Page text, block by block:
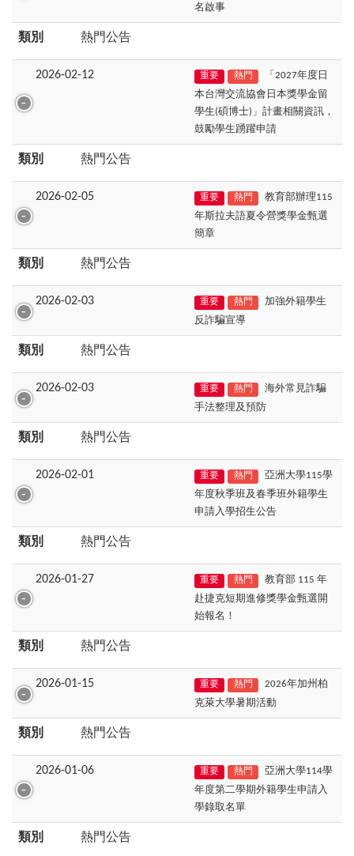
名啟事
類別 熱門公告
2026-02-12 重要 熱門
「2027年度日
本台灣交流協會日本獎學金留
學生(碩博士)」計畫相關資訊，
鼓勵學生踴躍申請
類別 熱門公告
2026-02-05 重要 熱門
教育部辦理115
年斯拉夫語夏令營獎學金甄選
簡章
類別 熱門公告
2026-02-03 重要 熱門
加強外籍學生
反詐騙宣導
類別 熱門公告
2026-02-03 重要 熱門
海外常見詐騙
手法整理及預防
類別 熱門公告
2026-02-01 重要 熱門
亞洲大學115學
年度秋季班及春季班外籍學生
申請入學招生公告
類別 熱門公告
2026-01-27 重要 熱門
教育部 115 年
赴捷克短期進修獎學金甄選開
始報名！
類別 熱門公告
2026-01-15 重要 熱門
2026年加州柏
克萊大學暑期活動
類別 熱門公告
2026-01-06 重要 熱門
亞洲大學114學
年度第二學期外籍學生申請入
學錄取名單
類別 熱門公告